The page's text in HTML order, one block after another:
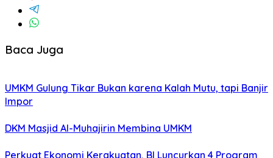
Baca Juga
UMKM Gulung Tikar Bukan karena Kalah Mutu, tapi Banjir
Impor
DKM Masjid Al-Muhajirin Membina UMKM
Perkuat Ekonomi Kerakyatan, BI Luncurkan 4 Program